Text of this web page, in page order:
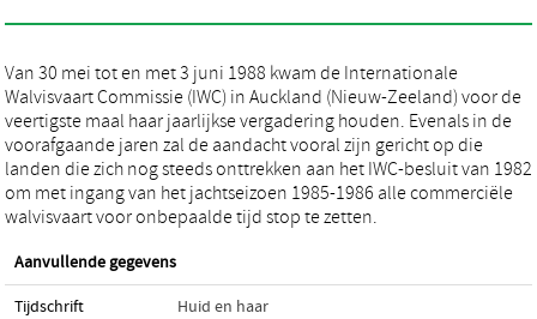
Van 30 mei tot en met 3 juni 1988 kwam de Internationale
Walvisvaart Commissie (IWC) in Auckland (Nieuw-Zeeland) voor de
veertigste maal haar jaarlijkse vergadering houden. Evenals in de
voorafgaande jaren zal de aandacht vooral zijn gericht op die
landen die zich nog steeds onttrekken aan het IWC-besluit van 1982
om met ingang van het jachtseizoen 1985-1986 alle commerciële
walvisvaart voor onbepaalde tijd stop te zetten.
Aanvullende gegevens
Tijdschrift Huid en haar